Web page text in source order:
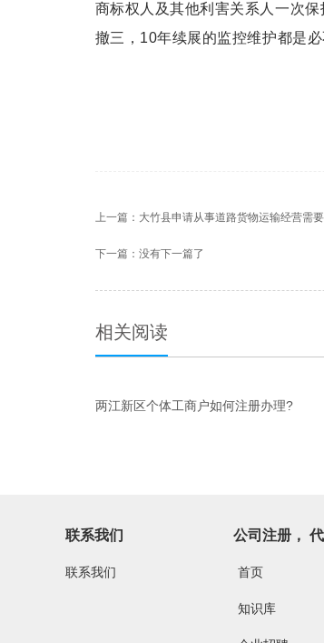
商标权人及其他利害关系人一次
撤三，10年续展的监控维护都是必
上一篇： 大竹县申请从事道路货物运输经营需
下一篇： 没有下一篇了
相关阅读
两江新区个体工商户如何注册办理?
联系我们
联系我们
公司注册，
首页
知识库